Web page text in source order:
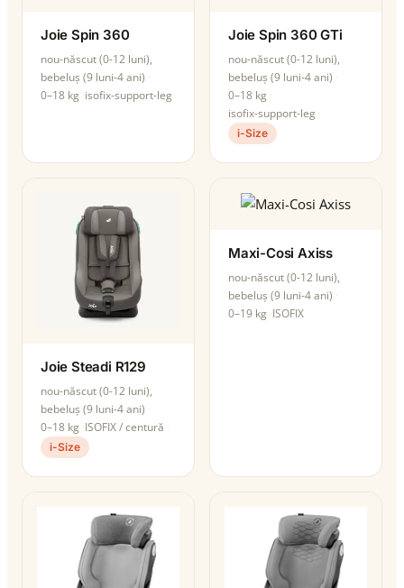
Joie Spin 360
nou-născut (0-12 luni),
bebeluș (9 luni-4 ani)
0–18 kg isofix-support-leg
Joie Spin 360 GTi
nou-născut (0-12 luni),
bebeluș (9 luni-4 ani)
0–18 kg
isofix-support-leg
i-Size
Joie Steadi R129
nou-născut (0-12 luni),
bebeluș (9 luni-4 ani)
0–18 kg ISOFIX / centură
i-Size
Maxi-Cosi Axiss
nou-născut (0-12 luni),
bebeluș (9 luni-4 ani)
0–19 kg ISOFIX